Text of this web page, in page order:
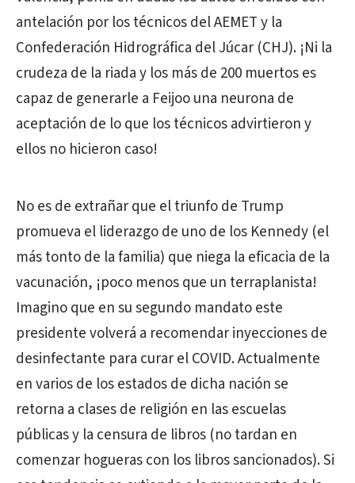
antelación por los técnicos del AEMET y la
Confederación Hidrográfica del Júcar (CHJ). ¡Ni la
crudeza de la riada y los más de 200 muertos es
capaz de generarle a Feijoo una neurona de
aceptación de lo que los técnicos advirtieron y
ellos no hicieron caso!
No es de extrañar que el triunfo de Trump
promueva el liderazgo de uno de los Kennedy (el
más tonto de la familia) que niega la eficacia de la
vacunación, ¡poco menos que un terraplanista!
Imagino que en su segundo mandato este
presidente volverá a recomendar inyecciones de
desinfectante para curar el COVID. Actualmente
en varios de los estados de dicha nación se
retorna a clases de religión en las escuelas
públicas y la censura de libros (no tardan en
comenzar hogueras con los libros sancionados). Si